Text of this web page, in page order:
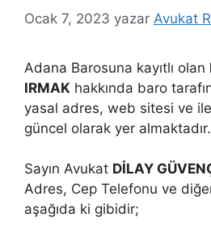
Ocak 7, 2023 yazar Avukat
Adana Barosuna kayıtlı olan
IRMAK hakkında baro
yasal adres, web sitesi ve
güncel olarak yer almaktadır.
Sayın Avukat DİLAY
Adres, Cep Telefonu ve
aşağıda ki gibidir;